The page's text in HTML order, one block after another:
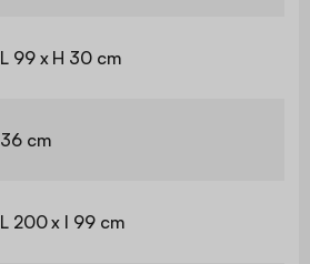
L 99 x H 30 cm
36 cm
L 200 x l 99 cm